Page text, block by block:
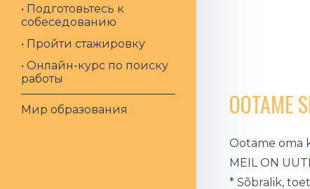
• Подготовьтесь к
собеседованию
• Пройти стажировку
• Онлайн-курс по поиску
работы
Мир образования OOTAME
Ootame oma
MEIL ON
* Sõbralik,